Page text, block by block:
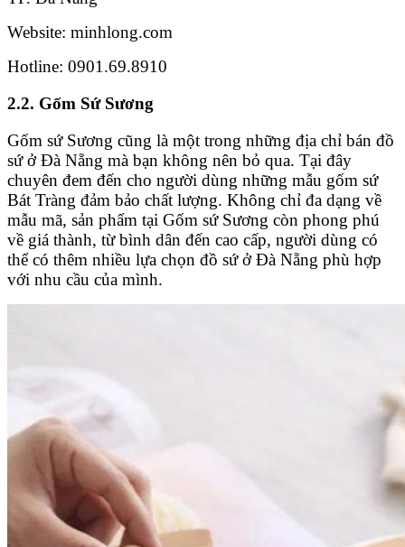
Website: minhlong.com
Hotline: 0901.69.8910
2.2. Gốm Sứ Sương
Gốm sứ Sương cũng là một trong những địa chỉ bán đồ
sứ ở Đà Nẵng mà bạn không nên bỏ qua. Tại đây
chuyên đem đến cho người dùng những mẫu gốm sứ
Bát Tràng đảm bảo chất lượng. Không chỉ đa dạng về
mẫu mã, sản phẩm tại Gốm sứ Sương còn phong phú
về giá thành, từ bình dân đến cao cấp, người dùng có
thể có thêm nhiều lựa chọn đồ sứ ở Đà Nẵng phù hợp
với nhu cầu của mình.